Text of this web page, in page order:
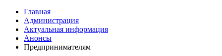
Главная
Администрация
Актуальная информация
Анонсы
Предпринимателям